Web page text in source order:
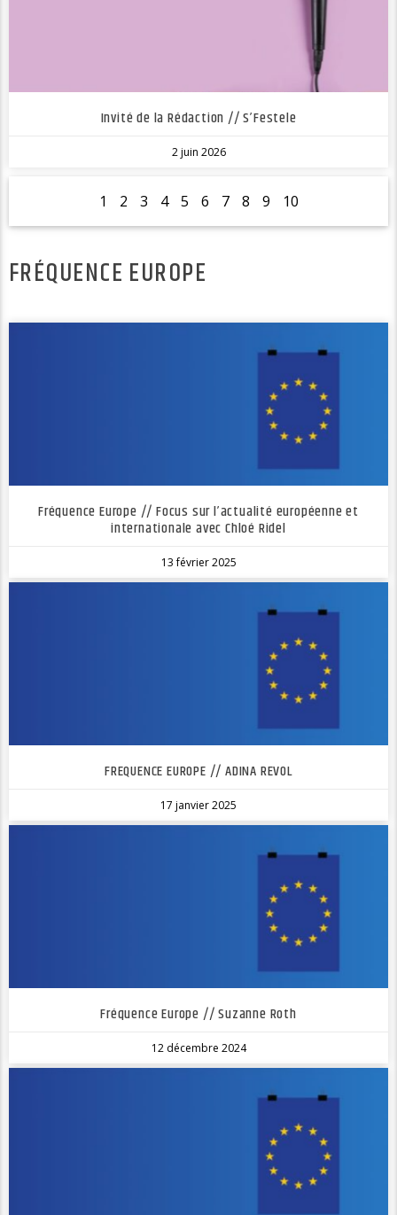
Invité de la Rédaction // S’Festele
2 juin 2026
1 2 3 4 5 6 7 8 9 10
FRÉQUENCE EUROPE
Fréquence Europe // Focus sur l’actualité européenne et
internationale avec Chloé Ridel
13 février 2025
FREQUENCE EUROPE // ADINA REVOL
17 janvier 2025
Fréquence Europe // Suzanne Roth
12 décembre 2024